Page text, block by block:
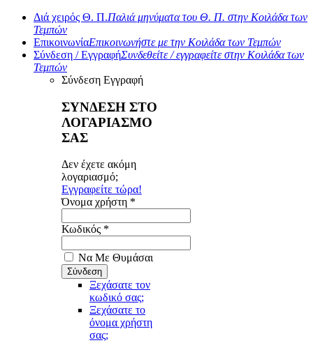
Διά χειρός Θ. Π.Παλιά μηνύματα του Θ. Π. στην Κοιλάδα των
Τεμπών
ΕπικοινωνίαΕπικοινωνήστε με την Κοιλάδα των Τεμπών
Σύνδεση / ΕγγραφήΣυνδεθείτε / εγγραφείτε στην Κοιλάδα των
Τεμπών
Σύνδεση Εγγραφή
ΣΥΝΔΕΣΗ ΣΤΟ
ΛΟΓΑΡΙΑΣΜΟ
ΣΑΣ
Δεν έχετε ακόμη
λογαριασμό;
Εγγραφείτε τώρα!
Όνομα χρήστη *
Κωδικός *
Να Με Θυμάσαι
Ξεχάσατε τον
κωδικό σας;
Ξεχάσατε το
όνομα χρήστη
σας;